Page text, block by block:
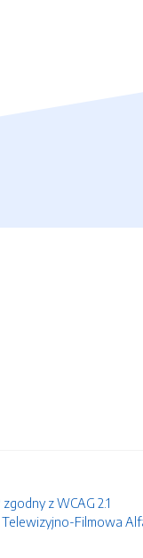
zgodny z WCAG 2.1
Filmowa